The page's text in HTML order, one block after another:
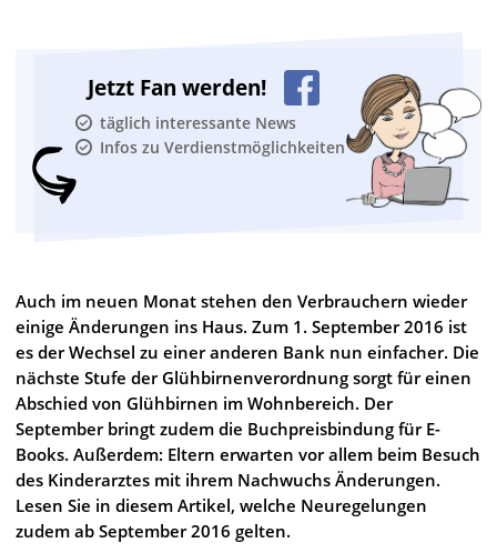
Jetzt Fan werden!
täglich interessante News
Infos zu Verdienstmöglichkeiten
Auch im neuen Monat stehen den Verbrauchern wieder
einige Änderungen ins Haus. Zum 1. September 2016 ist
es der Wechsel zu einer anderen Bank nun einfacher. Die
nächste Stufe der Glühbirnenverordnung sorgt für einen
Abschied von Glühbirnen im Wohnbereich. Der
September bringt zudem die Buchpreisbindung für E-
Books. Außerdem: Eltern erwarten vor allem beim Besuch
des Kinderarztes mit ihrem Nachwuchs Änderungen.
Lesen Sie in diesem Artikel, welche Neuregelungen
zudem ab September 2016 gelten.